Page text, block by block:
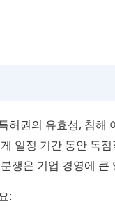
허권의 유효성, 침해
일정 기간 동안 독
쟁은 기업 경영에 큰
: